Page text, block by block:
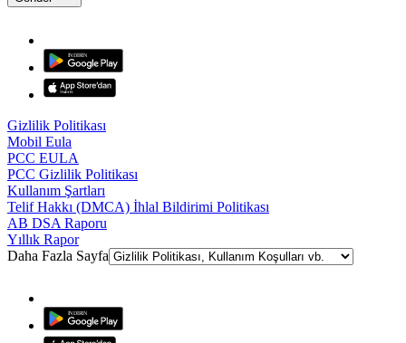
Gizlilik Politikası
Mobil Eula
PCC EULA
PCC Gizlilik Politikası
Kullanım Şartları
Telif Hakkı (DMCA) İhlal Bildirimi Politikası
AB DSA Raporu
Yıllık Rapor
Daha Fazla Sayfa